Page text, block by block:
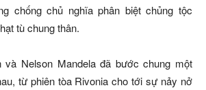
chống chủ nghĩa phân biệt chủng tộc
tù chung thân.
và Nelson Mandela đã bước chung một
từ phiên tòa Rivonia cho tới sự nảy nở